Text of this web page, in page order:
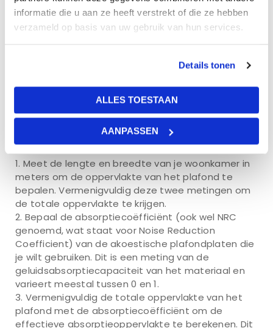
informatie die u aan ze heeft verstrekt of die ze hebben
verzameld op basis van uw gebruik van hun services.
Details tonen
ALLES TOESTAAN
AANPASSEN
Aantal akoestische
plafondplaten berekenen
vereist het bepalen van de totale oppervlakte van
het plafond en het kennen van de
absorptiecoëfficiënt van de platen die je wilt
gebruiken. Hier is een algemene stappenplan om je
te helpen bij het berekenen van de benodigde
hoeveelheid akoestische plafondplaten:
Meet de lengte en breedte van je woonkamer in
meters om de oppervlakte van het plafond te
bepalen. Vermenigvuldig deze twee metingen om
de totale oppervlakte te krijgen.
Bepaal de absorptiecoëfficiënt (ook wel NRC
genoemd, wat staat voor Noise Reduction
Coefficient) van de akoestische plafondplaten die
je wilt gebruiken. Dit is een meting van de
geluidsabsorptiecapaciteit van het materiaal en
varieert meestal tussen 0 en 1.
Vermenigvuldig de totale oppervlakte van het
plafond met de absorptiecoëfficiënt om de
effectieve absorptieoppervlakte te berekenen. Dit